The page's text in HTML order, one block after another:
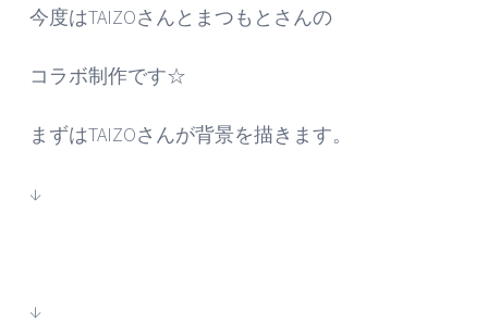
今度はTAIZOさんとまつもとさんの
コラボ制作です☆
まずはTAIZOさんが背景を描きます。
↓
↓